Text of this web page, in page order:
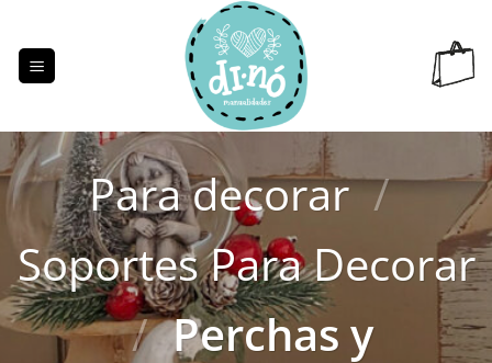
contenido
Para decorar /
Soportes Para Decorar
/ Perchas y